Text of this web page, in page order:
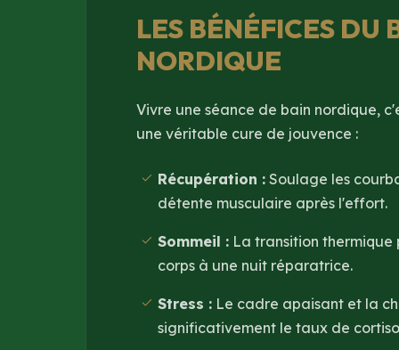
LES BÉNÉFICES DU
NORDIQUE
Vivre une séance de bain nordique,
une véritable cure de jouvence :
Récupération : Soulage les
détente musculaire après l'effort.
Sommeil : La transition
corps à une nuit réparatrice.
Stress : Le cadre apaisant et la
significativement le taux de